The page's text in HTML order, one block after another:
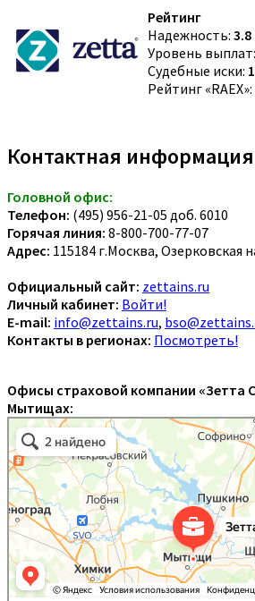
Рейтинг
Надежность: 3.8
Уровень выплат:
Судебные иски:
Рейтинг «RAEX»:
Контактная информация
Головной офис:
Телефон: (495) 956-21-05 доб. 6010
Горячая линия: 8-800-700-77-07
Адрес: 115184 г.Москва, Озерковская
Официальный сайт: zettains.ru
Личный кабинет: Войти!
E-mail: info@zettains.ru,
Контакты в регионах: Посмотреть!
Офисы страховой компании «Зетта
Мытищах: